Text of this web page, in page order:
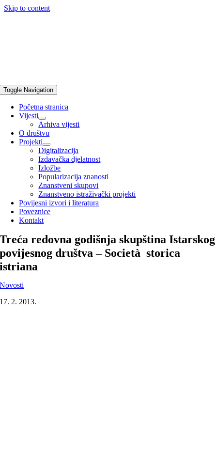
Skip to content
Toggle Navigation
Početna stranica
Vijesti
Arhiva vijesti
O društvu
Projekti
Digitalizacija
Izdavačka djelatnost
Izložbe
Popularizacija znanosti
Znanstveni skupovi
Znanstveno istraživački projekti
Povijesni izvori i literatura
Poveznice
Kontakt
Treća redovna godišnja skupština Istarskog
povijesnog društva – Società storica
istriana
Novosti
17. 2. 2013.